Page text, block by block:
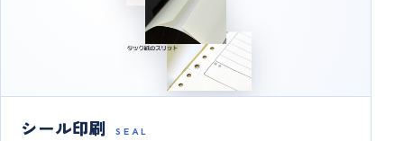
シール印刷 SEAL